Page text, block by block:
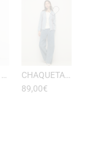
89,00€